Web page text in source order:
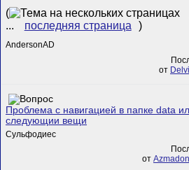
(
...
последняя страница )
AndersonAD
от Delvi
Проблема с навигацией в папке data
следующии вещи
Сульфодиес
от Azmadon